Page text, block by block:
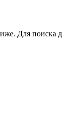
Для поиска